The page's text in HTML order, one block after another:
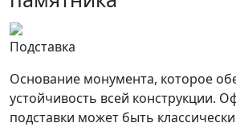
Подставка
Основание монумента, которое
устойчивость всей конструкции.
подставки может быть